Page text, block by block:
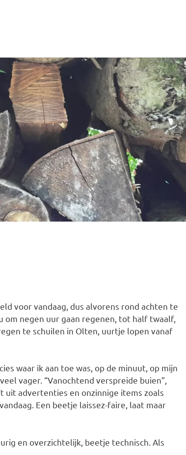
voor vandaag, dus alvorens rond achten te
negen uur gaan regenen, tot half twaalf,
te schuilen in Olten, uurtje lopen vanaf
waar ik aan toe was, op de minuut, op mijn
vager. “Vanochtend verspreide buien”,
uit advertenties en onzinnige items zoals
Een beetje laissez-faire, laat maar
en overzichtelijk, beetje technisch. Als